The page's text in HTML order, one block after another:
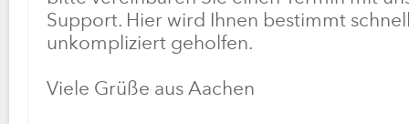
Support. Hier wird Ihnen bestimmt
unkompliziert geholfen.
Viele Grüße aus Aachen